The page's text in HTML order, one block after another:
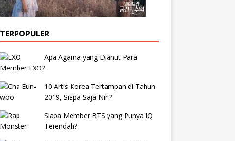
TERPOPULER
Apa Agama yang Dianut Para
Member EXO?
10 Artis Korea Tertampan di Tahun
2019, Siapa Saja Nih?
Siapa Member BTS yang Punya IQ
Terendah?